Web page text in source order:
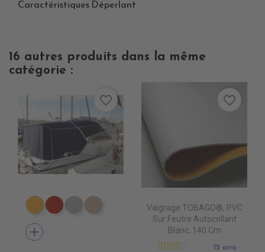
Caractéristiques Déperlant
16 autres produits dans la même
catégorie :
PT0740 JAUNE
PT0620 JOCKET RED
PT0700 PEARL
PT1590 PARIS BEIGE
add
favorite_border
Vaigrage TOBAGO®, PVC
Sur Feutre Autocollant
Blanc, 140 Cm
12 avis
favorite_border